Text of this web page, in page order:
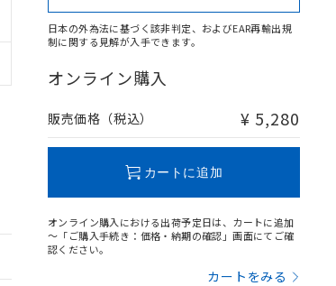
日本の外為法に基づく該非判定、およびEAR再輸出規
制に関する見解が入手できます。
オンライン購入
販売価格（税込） ¥ 5,280
カートに追加
オンライン購入における出荷予定日は、カートに追加
～「ご購入手続き：価格・納期の確認」画面にてご確
認ください。
カートをみる